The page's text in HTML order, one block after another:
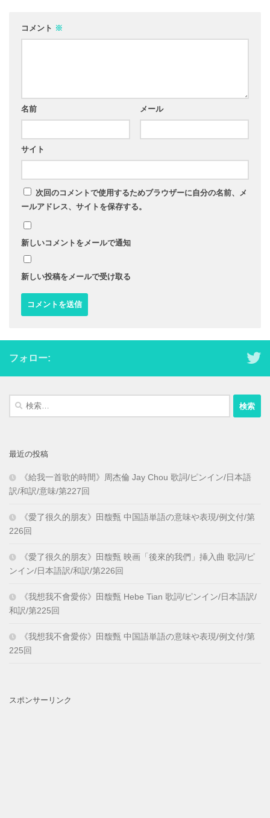
コメント ※
名前 メール
サイト
次回のコメントで使用するためブラウザーに自分の名前、メ
ールアドレス、サイトを保存する。
新しいコメントをメールで通知
新しい投稿をメールで受け取る
フォロー:
検
索:
最近の投稿
《給我一首歌的時間》周杰倫 Jay Chou 歌詞/ピンイン/日本語
訳/和訳/意味/第227回
《愛了很久的朋友》田馥甄 中国語単語の意味や表現/例文付/第
226回
《愛了很久的朋友》田馥甄 映画「後來的我們」挿入曲 歌詞/ピ
ンイン/日本語訳/和訳/第226回
《我想我不會愛你》田馥甄 Hebe Tian 歌詞/ピンイン/日本語訳/
和訳/第225回
《我想我不會愛你》田馥甄 中国語単語の意味や表現/例文付/第
225回
スポンサーリンク